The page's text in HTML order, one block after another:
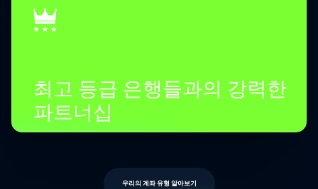
최고 등급 은행들과의 강력한
파트너십
우리의 계좌 유형 알아보기